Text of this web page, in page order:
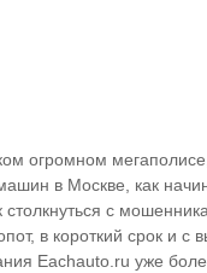
огромном
в Москве, как
с
в короткий срок и с
Eachauto.ru уже